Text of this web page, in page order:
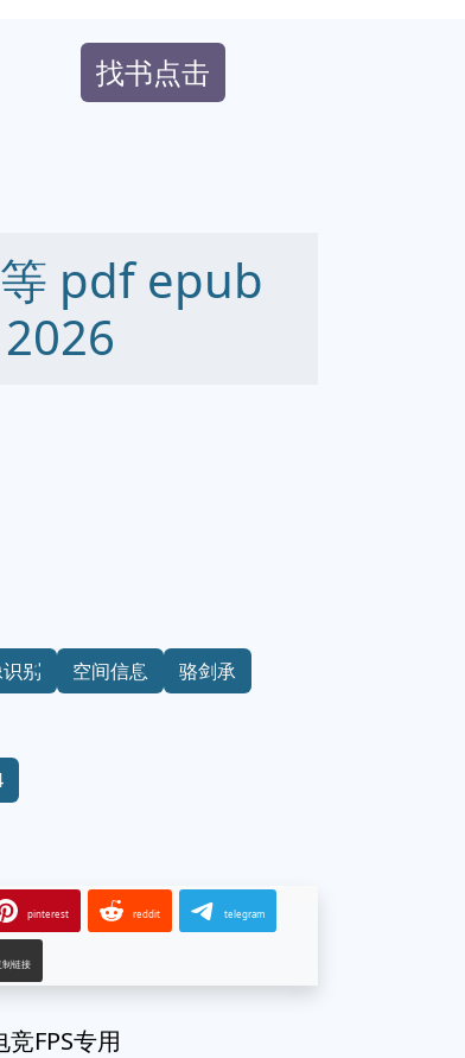
找书点击
pdf epub
别 空间信息
骆剑承
pinterest reddit telegram
制链接
FPS专用